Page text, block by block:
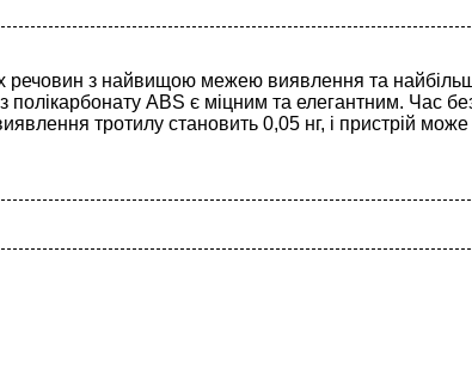
речовин з найвищою межею виявлення та
полікарбонату ABS є міцним та елегантним. Час
тротилу становить 0,05 нг, і пристрій